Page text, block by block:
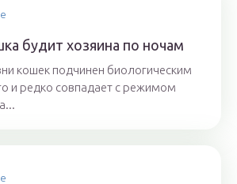
будит хозяина по ночам
кошек подчинен биологическим
и редко совпадает с режимом